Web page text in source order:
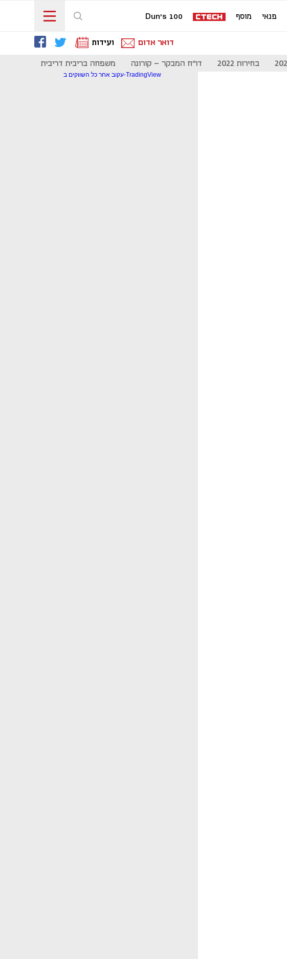
פנאי מוסף Dun's 100
דואר אדום ועידות
בחירות 2022 דו"ח המבקר - קורונה משפחה בריבית דריבית
עקוב אחר כל השווקים ב-TradingView